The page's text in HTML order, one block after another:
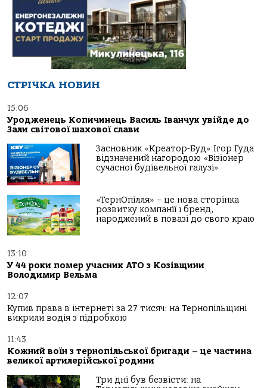
СТРІЧКА НОВИН
15:06
Уродженець Копичинець Василь Іванчук увійде до
Зали світової шахової слави
Засновник «Креатор-Буд» Ігор Гуда
відзначений нагородою «Візіонер
сучасної будівельної галузі»
«ТернОпілля» – це нова сторінка
розвитку компанії і бренд,
народжений в повазі до свого краю
13:10
У 44 роки помер учасник АТО з Козівщини
Володимир Вельма
12:07
Купив права в інтернеті за 27 тисяч: на Тернопільщині
викрили водія з підробкою
11:43
Кожний воїн з тернопільської бригади – це частина
великої артилерійської родини
Три дні був безвісти: на